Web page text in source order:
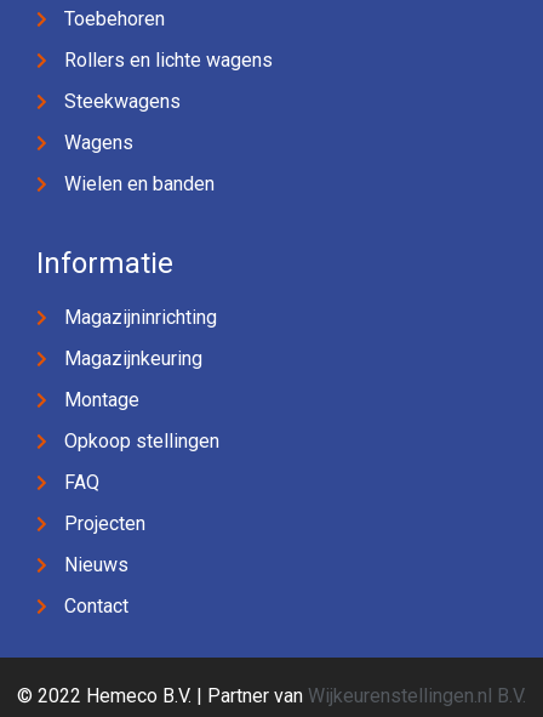
Toebehoren
Rollers en lichte wagens
Steekwagens
Wagens
Wielen en banden
Informatie
Magazijninrichting
Magazijnkeuring
Montage
Opkoop stellingen
FAQ
Projecten
Nieuws
Contact
© 2022 Hemeco B.V. | Partner van Wijkeurenstellingen.nl B.V.